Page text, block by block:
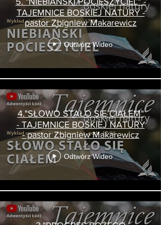
TAJEMNICE BOSKIEJ NATURY -
pastor Zbigniew Makarewicz
Odtwórz Wideo
4."SŁOWO STAŁO SIĘ CIAŁEM"
- TAJEMNICE BOSKIEJ NATURY
- pastor Zbigniew Makarewicz
Odtwórz Wideo